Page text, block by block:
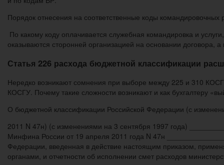
Порядок отнесения на соответственные коды командировочных
По какому коду оплачивается служебная командировка и
оказываются сторонней организацией на основании
Статья 226 расхода бюджетной классификации
Нередко возникают сомнения при выборе между 225 и 310
КОСГУ. Почему такие сложности возникают и как бухгалтеру
О бюджетной классификации Российской Федерации (с
2011 N 47н) (с изменениями на 3 сентября 1997 года)
Минфина России от 19 апреля 2011 года N 47н
Федерации, введенная в действие настоящим приказом,
органами, и отчетности об исполнении смет расходов